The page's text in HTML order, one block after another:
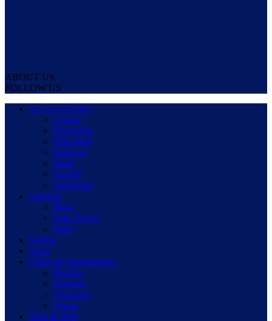
ABOUT US
FOLLOW US
ACTUALITES
Culture
Economie
Education
Religion
Santé
Société
Université
Lifestyle
Buzz
Faits Divers
Idées
Vidéos
Sport
Offres & Opportunités
Bourses
Emplois
Concours
Stages
Tech & Web